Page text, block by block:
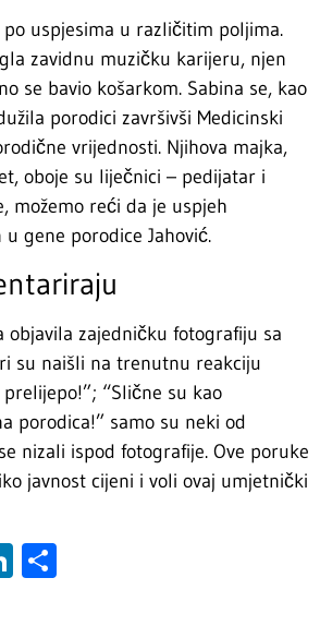
uspjesima u različitim poljima.
zavidnu muzičku karijeru, njen
se bavio košarkom. Sabina se, kao
porodici završivši Medicinski
vrijednosti. Njihova majka,
oboje su liječnici – pedijatar i
možemo reći da je uspjeh
gene porodice Jahović.
objavila zajedničku fotografiju sa
su naišli na trenutnu reakciju
“Slične su kao
porodica!” samo su neki od
nizali ispod fotografije. Ove poruke
javnost cijeni i voli ovaj umjetnički
LinkedIn